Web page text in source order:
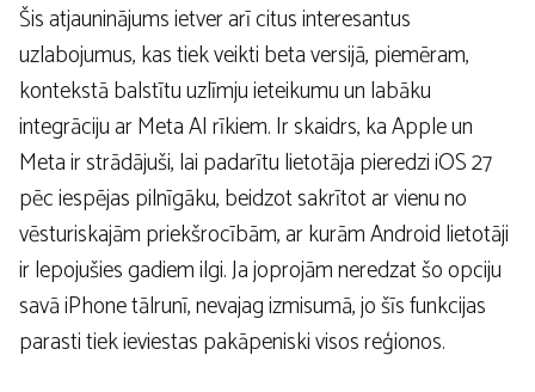
Šis atjauninājums ietver arī citus interesantus
uzlabojumus, kas tiek veikti beta versijā, piemēram,
kontekstā balstītu uzlīmju ieteikumu un labāku
integrāciju ar Meta AI rīkiem. Ir skaidrs, ka Apple un
Meta ir strādājuši, lai padarītu lietotāja pieredzi iOS 27
pēc iespējas pilnīgāku, beidzot sakrītot ar vienu no
vēsturiskajām priekšrocībām, ar kurām Android lietotāji
ir lepojušies gadiem ilgi. Ja joprojām neredzat šo opciju
savā iPhone tālrunī, nevajag izmisumā, jo šīs funkcijas
parasti tiek ieviestas pakāpeniski visos reģionos.